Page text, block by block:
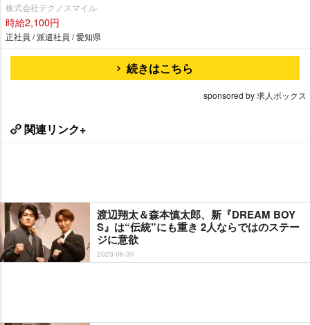
株式会社テクノスマイル
時給2,100円
正社員 / 派遣社員 / 愛知県
続きはこちら
sponsored by 求人ボックス
関連リンク+
渡辺翔太＆森本慎太郎、新『DREAM BOY
S』は“伝統”にも重き 2人ならではのステー
ジに意欲
2023-06-30